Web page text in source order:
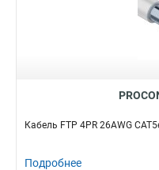
Кабель FTP 4PR 26AWG
Подробнее